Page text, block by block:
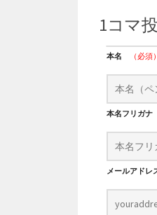
1コマ
本名 （必須）
本名フリガナ
メールアドレ